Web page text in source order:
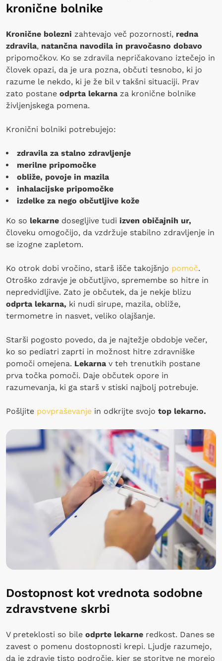
kronične bolnike
Kronične bolezni zahtevajo več pozornosti, redna
zdravila, natančna navodila in pravočasno dobavo
pripomočkov. Ko se zdravila nepričakovano iztečejo in
človek opazi, da je ura pozna, občuti tesnobo, ki jo
razume le nekdo, ki je že bil v takšni situaciji. Prav
zato postane odprta lekarna za kronične bolnike
življenjskega pomena.
Kronični bolniki potrebujejo:
zdravila za stalno zdravljenje
merilne pripomočke
obliže, povoje in mazila
inhalacijske pripomočke
izdelke za nego občutljive kože
Ko so lekarne dosegljive tudi izven običajnih ur,
človeku omogočijo, da vzdržuje stabilno zdravljenje in
se izogne zapletom.
Ko otrok dobi vročino, starš išče takojšnjo pomoč.
Otroško zdravje je občutljivo, spremembe so hitre in
nepredvidljive. Zato je občutek, da je nekje blizu
odprta lekarna, ki nudi sirupe, mazila, obliže,
termometre in nasvet, veliko olajšanje.
Starši pogosto povedo, da je najtežje obdobje večer,
ko so pediatri zaprti in možnost hitre zdravniške
pomoči omejena. Lekarna v teh trenutkih postane
prva točka pomoči. Daje občutek opore in
razumevanja, ki ga starš v stiski najbolj potrebuje.
Pošljite povpraševanje in odkrijte svojo top lekarno.
Dostopnost kot vrednota sodobne
zdravstvene skrbi
V preteklosti so bile odprte lekarne redkost. Danes se
zavest o pomenu dostopnosti krepi. Ljudje razumejo,
da je zdravje tisto področje, kjer se storitve ne morejo